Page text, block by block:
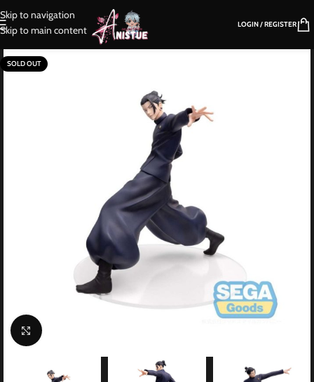
Skip to navigation
Skip to main content
LOGIN / REGISTER
SOLD OUT
Click to enlarge